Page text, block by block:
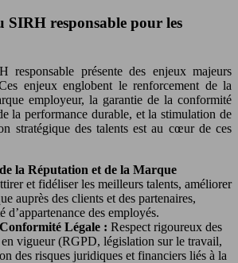
SIRH responsable pour les
responsable présente des enjeux majeurs
enjeux englobent le renforcement de la
employeur, la garantie de la conformité
la performance durable, et la stimulation de
stratégique des talents est au cœur de ces
la Réputation et de la Marque
et fidéliser les meilleurs talents, améliorer
auprès des clients et des partenaires,
d’appartenance des employés.
Légale : Respect rigoureux des
vigueur (RGPD, législation sur le travail,
des risques juridiques et financiers liés à la